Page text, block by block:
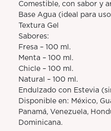
Comestible, con sabor y
Base Agua (ideal para
Textura Gel
Sabores:
Fresa – 100 ml.
Menta – 100 ml.
Chicle – 100 ml.
Natural – 100 ml.
Endulzado con Estevia
Disponible en: México,
Panamá, Venezuela,
Dominicana.